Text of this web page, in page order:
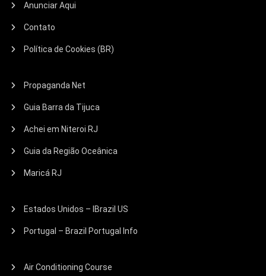
Anunciar Aqui
Contato
Política de Cookies (BR)
Propaganda Net
Guia Barra da Tijuca
Achei em Niteroi RJ
Guia da Região Oceânica
Maricá RJ
Estados Unidos – IBrazil US
Portugal – Brazil Portugal Info
Air Conditioning Course